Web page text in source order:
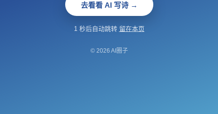
去看看 AI 写诗 →
1 秒后自动跳转 留在本页
© 2026 AI圈子